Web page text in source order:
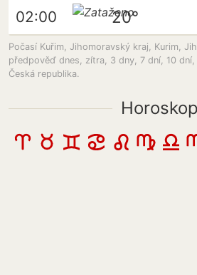
02:00 20°
Počasí Kuřim, Jihomoravský kraj, Kurim,
předpověď dnes, zítra, 3 dny, 7 dní, 10 dní,
Česká republika.
Horoskop